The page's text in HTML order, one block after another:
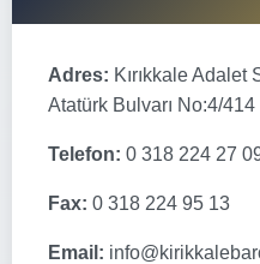
Adres: Kırıkkale Adalet
Atatürk Bulvarı No:4/
Telefon: 0 318 224 27
Fax: 0 318 224 95 13
Email: